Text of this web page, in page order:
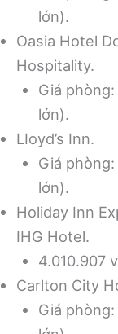
lớn).
Oasia Hotel
Hospitality.
Giá
lớn).
LIoyd’s Inn.
Giá
lớn).
Holiday Inn
IHG Hotel.
4.010.907
Carlton City
Giá phòng: